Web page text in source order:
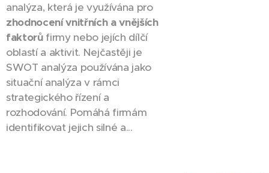
analýza, která je využívána pro
zhodnocení vnitřních a vnějších
faktorůfirmy nebo jejích dílčí
oblastí a aktivit. Nejčastěji je
SWOT analýza používána jako
situační analýza v rámci
strategického řízení a
rozhodování. Pomáhá firmám
identifikovat jejich silné a...